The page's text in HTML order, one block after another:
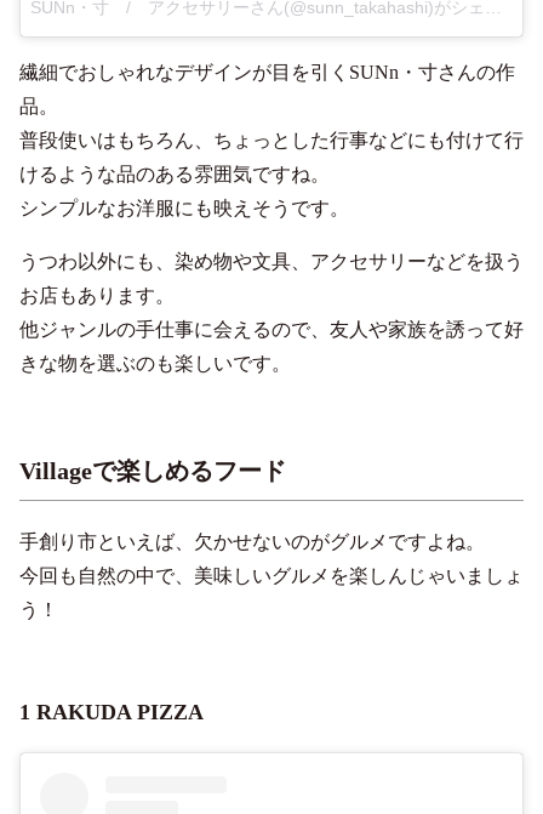
繊細でおしゃれなデザインが目を引くSUNn・寸さんの作
品。
普段使いはもちろん、ちょっとした行事などにも付けて行
けるような品のある雰囲気ですね。
シンプルなお洋服にも映えそうです。
うつわ以外にも、染め物や文具、アクセサリーなどを扱う
お店もあります。
他ジャンルの手仕事に会えるので、友人や家族を誘って好
きな物を選ぶのも楽しいです。
Villageで楽しめるフード
手創り市といえば、欠かせないのがグルメですよね。
今回も自然の中で、美味しいグルメを楽しんじゃいましょ
う！
1 RAKUDA PIZZA